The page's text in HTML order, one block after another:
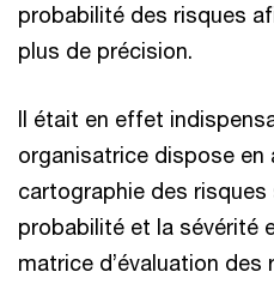
probabilité des risques
plus de précision.
Il était en effet
organisatrice dispose en
cartographie des risques
probabilité et la sévérité
matrice d’évaluation des